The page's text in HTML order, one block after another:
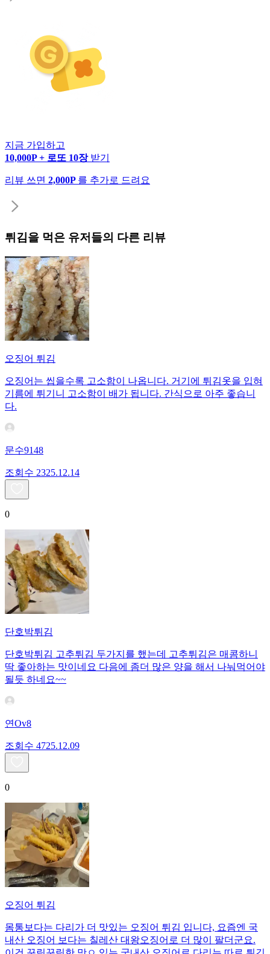
지금 가입하고
10,000P + 로또 10장 받기
리뷰 쓰면 2,000P 를 추가로 드려요
튀김을 먹은 유저들의 다른 리뷰
오징어 튀김
오징어는 씹을수록 고소함이 나옵니다. 거기에 튀김옷을 입혀
기름에 튀기니 고소함이 배가 됩니다. 간식으로 아주 좋습니
다.
문수9148
조회수 2325.12.14
0
단호박튀김
단호박튀김 고추튀김 두가지를 했는데 고추튀김은 매콤하니
딱 좋아하는 맛이네요 다음에 좀더 많은 양을 해서 나눠먹어야
될듯 하네요~~
연Ov8
조회수 4725.12.09
0
오징어 튀김
몸통보다는 다리가 더 맛있는 오징어 튀김 입니다, 요즘엔 국
내산 오징어 보다는 칠레산 대왕오징어로 더 많이 팔더군요.